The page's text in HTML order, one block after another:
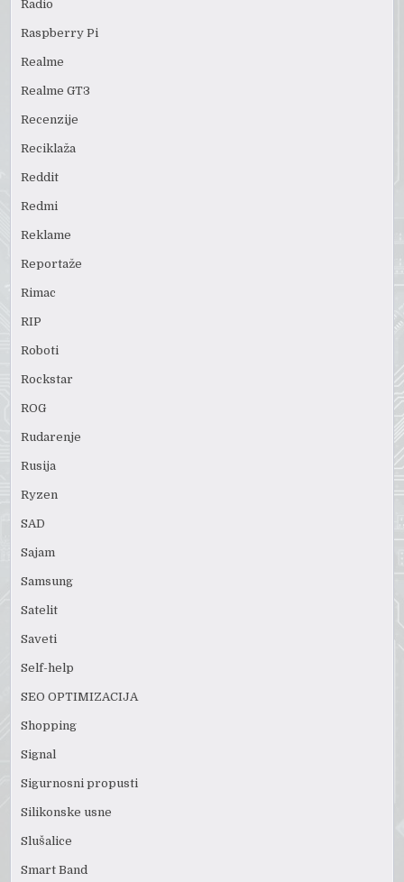
Radio
Raspberry Pi
Realme
Realme GT3
Recenzije
Reciklaža
Reddit
Redmi
Reklame
Reportaže
Rimac
RIP
Roboti
Rockstar
ROG
Rudarenje
Rusija
Ryzen
SAD
Sajam
Samsung
Satelit
Saveti
Self-help
SEO OPTIMIZACIJA
Shopping
Signal
Sigurnosni propusti
Silikonske usne
Slušalice
Smart Band